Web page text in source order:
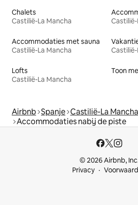
Chalets
Castilië-La Mancha
Accommodaties met sauna
Castilië-La Mancha
Lofts
Castilië-La Mancha
Toon
Airbnb Spanje Castilië-La Mancha
Accommodaties nabij de piste
© 2026 Airbnb,
Privacy